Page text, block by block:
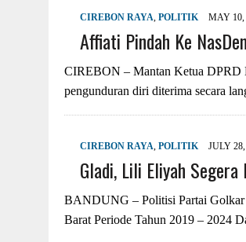
CIREBON RAYA, POLITIK MAY 10,
Affiati Pindah Ke
CIREBON – Mantan Ketua DPRD
pengunduran diri diterima secara
CIREBON RAYA, POLITIK JULY
Gladi, Lili Eliyah
BANDUNG – Politisi Partai
Barat Periode Tahun 2019 – 2024